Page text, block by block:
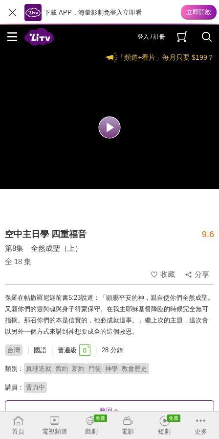
下載 APP，海量影劇免登入立即看
登入 / 註冊
「頻道+看片」每月只要 $199？
空中主日學 四重福音 9.6
第8集 全然成聖（上）
全 18 集
收藏
分享
保羅在帖撒羅尼迦前書5:23說道：「願賜平安的神，親自使你們全然成聖。
又願你們的靈與魂與身子得蒙保守。在我主耶穌基督降臨的時候完全無可
指摘。那召你們的本是信實的，祂必成就這事。」繼上次的主題，這次會
以另外一個方式來講到神想要成全的這個救恩。
台灣 國語 普遍級 28 分鐘
類別： 真理造就 舊約 新約 門徒 神學 教會歷史
講員： 曹力中
收回
首頁 電視頻道 戲劇 電影 短劇 更多